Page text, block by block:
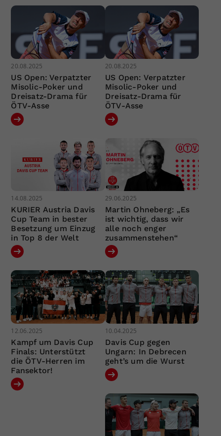
20.08.2025
US Open: Verpatzter
Misolic-Poker und
Dreisatz-Drama für
ÖTV-Asse
20.08.2025
US Open: Verpatzter
Misolic-Poker und
Dreisatz-Drama für
ÖTV-Asse
14.08.2025
KURIER Austria Davis
Cup Team in bester
Besetzung um Einzug
in Top 8 der Welt
29.06.2025
Martin Ohneberg: „Es
ist wichtig, dass wir
alle noch enger
zusammenstehen“
12.06.2025
Kampf um Davis Cup
Finals: Unterstützt
die ÖTV-Herren im
Fansektor!
10.04.2025
Davis Cup gegen
Ungarn: In Debrecen
geht’s um die Wurst